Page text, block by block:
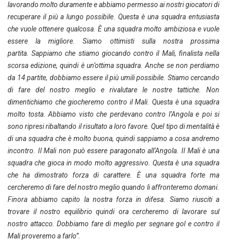
lavorando molto duramente e abbiamo permesso ai nostri giocatori di
recuperare il più a lungo possibile. Questa è una squadra entusiasta
che vuole ottenere qualcosa. È una squadra molto ambiziosa e vuole
essere la migliore. Siamo ottimisti sulla nostra prossima
partita. Sappiamo che stiamo giocando contro il Mali, finalista nella
scorsa edizione, quindi è un’ottima squadra. Anche se non perdiamo
da 14 partite, dobbiamo essere il più umili possibile. Stiamo cercando
di fare del nostro meglio e rivalutare le nostre tattiche. Non
dimentichiamo che giocheremo contro il Mali. Questa è una squadra
molto tosta. Abbiamo visto che perdevano contro l’Angola e poi si
sono ripresi ribaltando il risultato a loro favore. Quel tipo di mentalità è
di una squadra che è molto buona, quindi sappiamo a cosa andremo
incontro. Il Mali non può essere paragonato all’Angola. Il Mali è una
squadra che gioca in modo molto aggressivo. Questa è una squadra
che ha dimostrato forza di carattere. È una squadra forte ma
cercheremo di fare del nostro meglio quando li affronteremo domani.
Finora abbiamo capito la nostra forza in difesa. Siamo riusciti a
trovare il nostro equilibrio quindi ora cercheremo di lavorare sul
nostro attacco. Dobbiamo fare di meglio per segnare gol e contro il
Mali proveremo a farlo”.